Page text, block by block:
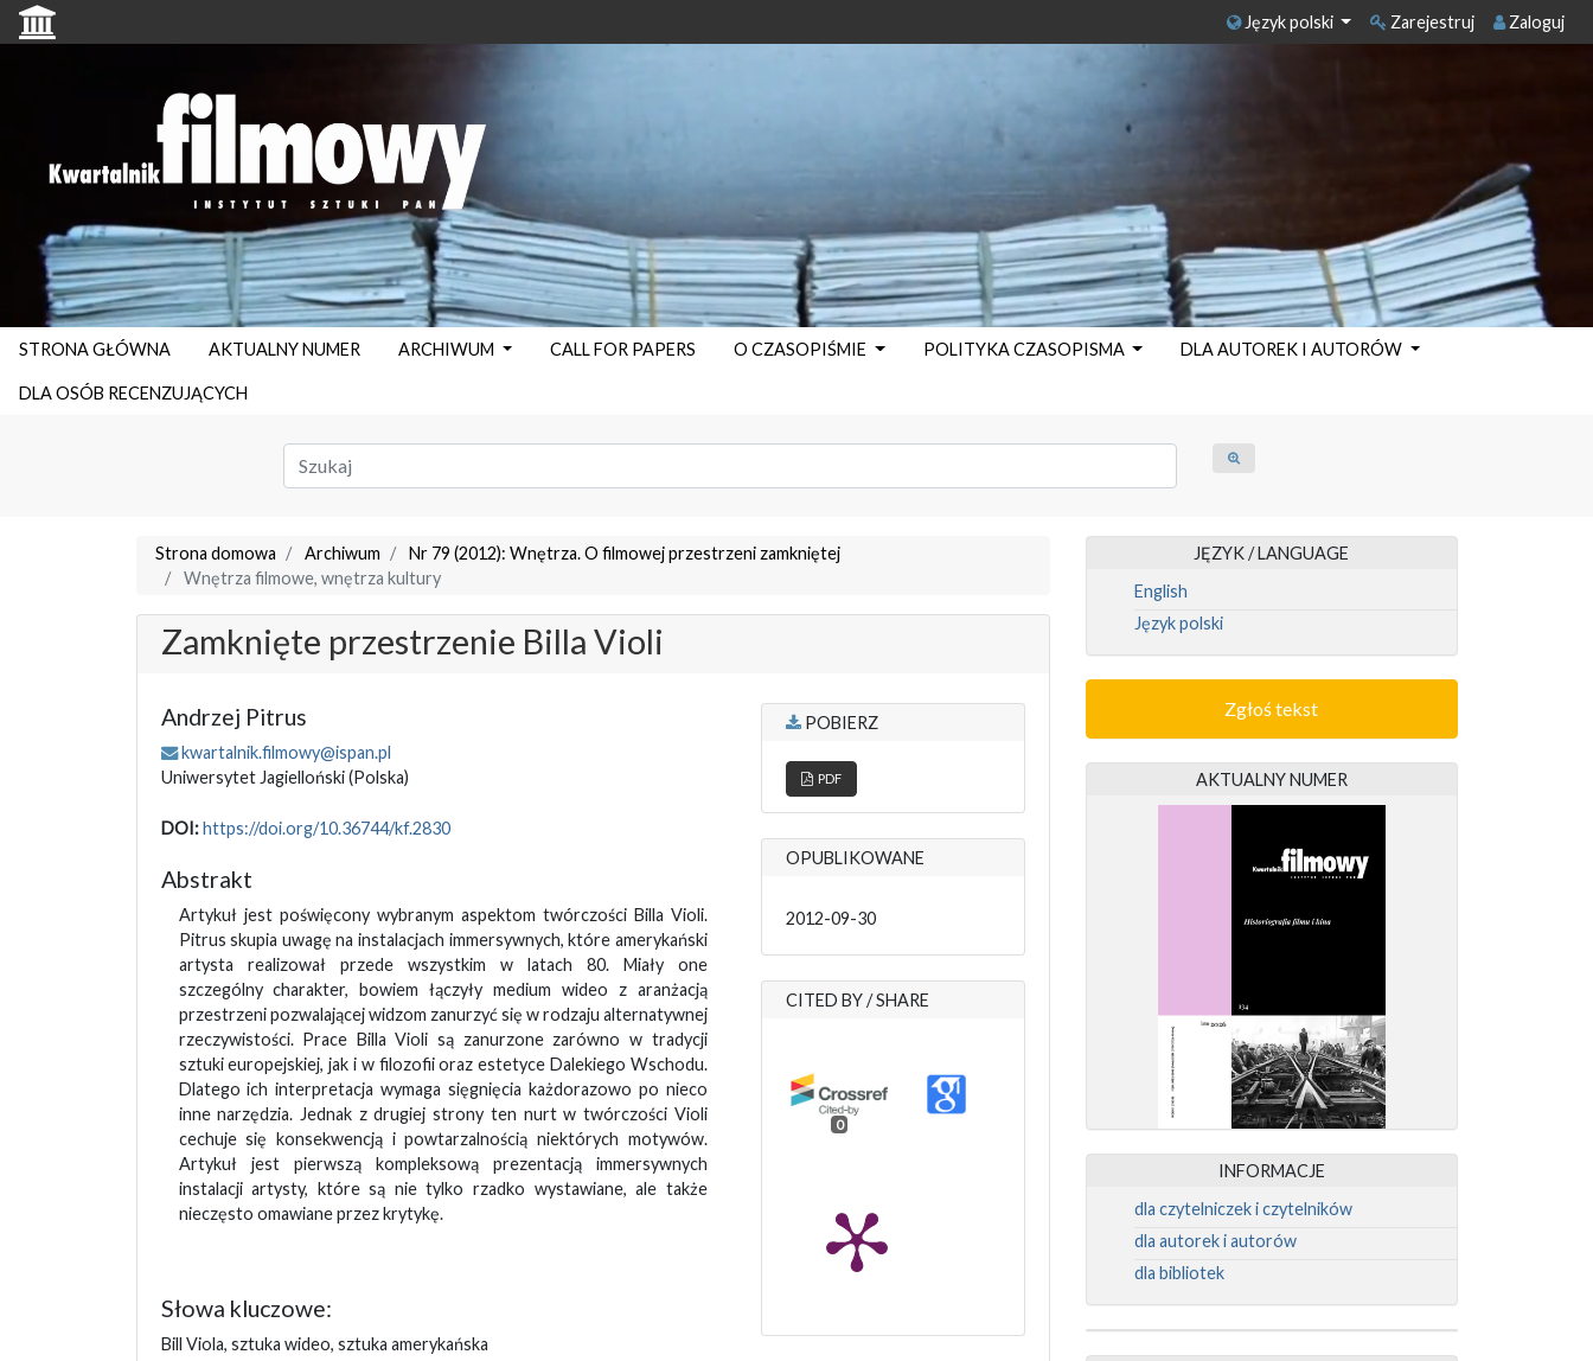
Język polski Zarejestruj Zaloguj
STRONA GŁÓWNA AKTUALNY NUMER ARCHIWUM CALL FOR PAPERS O CZASOPIŚMIE POLITYKA CZASOPISMA DLA AUTOREK I AUTORÓW
DLA OSÓB RECENZUJĄCYCH
Strona domowa Archiwum
Nr 79 (2012): Wnętrza. O filmowej przestrzeni zamkniętej
Wnętrza filmowe, wnętrza kultury
Zamknięte przestrzenie Billa Violi
Andrzej Pitrus
kwartalnik.filmowy@ispan.pl
Uniwersytet Jagielloński(Polska)
DOI:https://doi.org/10.36744/kf.2830
Abstrakt
Artykuł jest poświęcony wybranym aspektom twórczości Billa Violi.
Pitrus skupia uwagę na instalacjach immersywnych, które amerykański
artysta realizował przede wszystkim w latach 80. Miały one
szczególny charakter, bowiem łączyły medium wideo z aranżacją
przestrzeni pozwalającej widzom zanurzyć się w rodzaju alternatywnej
rzeczywistości. Prace Billa Violi są zanurzone zarówno w tradycji
sztuki europejskiej, jak i w filozofii oraz estetyce Dalekiego Wschodu.
Dlatego ich interpretacja wymaga sięgnięcia każdorazowo po nieco
inne narzędzia. Jednak z drugiej strony ten nurt w twórczości Violi
cechuje się konsekwencją i powtarzalnością niektórych motywów.
Artykuł jest pierwszą kompleksową prezentacją immersywnych
instalacji artysty, które są nie tylko rzadko wystawiane, ale także
nieczęsto omawiane przez krytykę.
Słowa kluczowe:
Bill Viola, sztuka wideo, sztuka amerykańska
POBIERZ
PDF
OPUBLIKOWANE
2012-09-30
CITED BY / SHARE
0
JĘZYK / LANGUAGE
English
Język polski
Zgłoś tekst
AKTUALNY NUMER
INFORMACJE
dla czytelniczek i czytelników
dla autorek i autorów
dla bibliotek